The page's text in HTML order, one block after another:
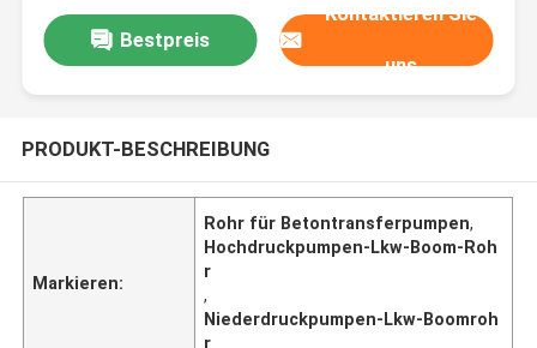
Bestpreis
Kontaktieren Sie
uns
PRODUKT-BESCHREIBUNG
Markieren:
Rohr für Betontransferpumpen,
Hochdruckpumpen-Lkw-Boom-Roh
r
,
Niederdruckpumpen-Lkw-Boomroh
r